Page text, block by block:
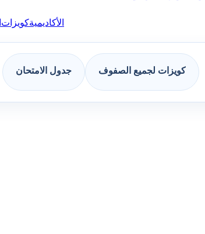
الأكاديميةكويزات
كويزات لجميع الصفوف جدول الامتحان